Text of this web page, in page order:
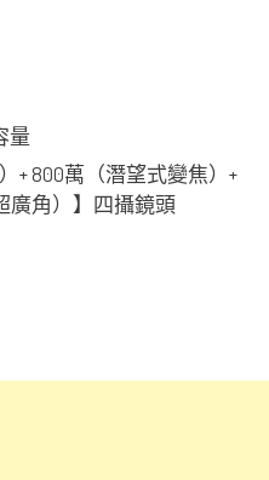
量
+ 800萬（潛望式變焦）+
廣角）】四攝鏡頭